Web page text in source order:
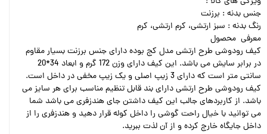
جنس بدنه : برزنت
رنگ بدنه : سبز ارتشی، کرم ارتشی، کرم
معرفی محصول
کیف رودوشی طرح ارتشی مدل کج بوده دارای جنس برزنت بسیار مقاوم
در برابر سایش می باشد. این کیف دارای وزن 172 گرم و ابعاد 34*20
سانتی متر است که دارای 3 زیپ اصلی و یک زیپ مخفی در داخل است.
کیف رودوشی طرح ارتشی دارای بند قابل تنظیم مناسب برای هر سایز می
باشد. از کاربردهای جالب این کیف داشتن جای هندزفری می باشد شما
می توانید با خیال راحت گوشی را داخل کوله قرار دهید و هندزفری را از
داخل جایگاه خارج کرده و از آن لذت ببرید.